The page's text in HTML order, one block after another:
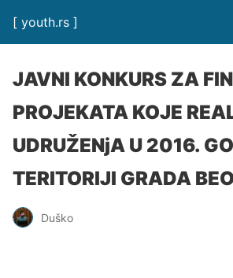
[ youth.rs ]
JAVNI KONKURS ZA
PROJEKATA KOJE
UDRUŽENjA U 2016.
TERITORIJI GRADA
Duško